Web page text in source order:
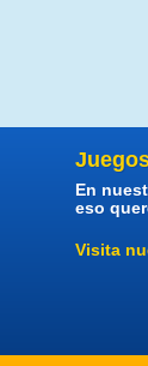
En
eso
Visita